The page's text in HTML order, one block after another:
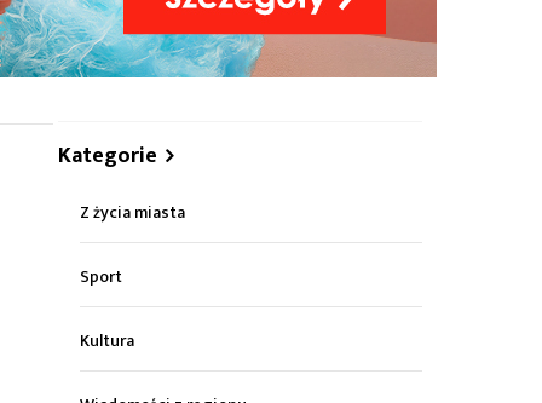
Kategorie
Z życia miasta
Sport
Kultura